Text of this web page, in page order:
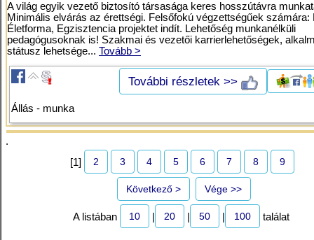
A világ egyik vezető biztosító társasága keres hosszútávra
Minimális elvárás az érettségi. Felsőfokú végzettségűek számára:
Életforma, Egzisztencia projektet indít. Lehetőség munkanélküli
pedagógusoknak is! Szakmai és vezetői karrierlehetőségek,
státusz lehetsége... Tovább >
További részletek >>
Állás - munka
.
[1]
2 3 4 5 6 7 8 9
Következő > Vége >>
A listában 10 20 50 100 találat